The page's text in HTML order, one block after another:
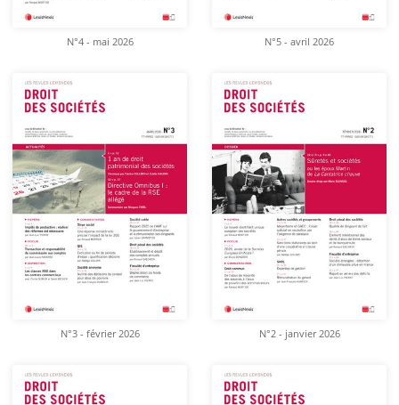
N°4 - mai 2026 N°5 - avril 2026
N°3 - février 2026 N°2 - janvier 2026